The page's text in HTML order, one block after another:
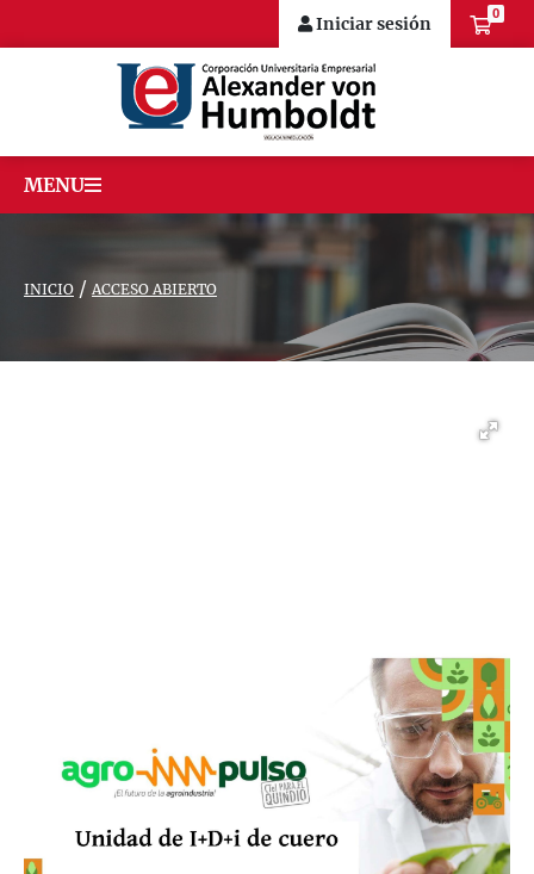
Iniciar sesión 0
MENU
INICIO / ACCESO ABIERTO